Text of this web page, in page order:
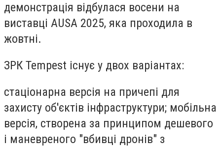
демонстрація відбулася восени на
виставці AUSA 2025, яка проходила в
жовтні.
ЗРК Tempest існує у двох варіантах:
стаціонарна версія на причепі для
захисту об'єктів інфраструктури; мобільна
версія, створена за принципом дешевого
і маневреного "вбивці дронів" з